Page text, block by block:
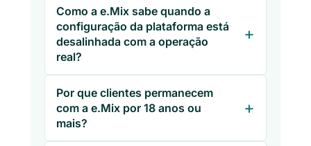
Como a e.Mix sabe quando a
configuração da plataforma está
desalinhada com a operação
real?
Por que clientes permanecem
com a e.Mix por 18 anos ou
mais?